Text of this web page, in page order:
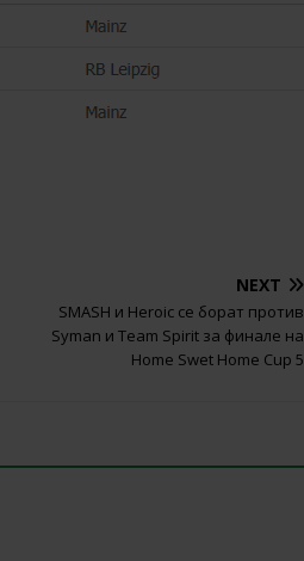
NEXT
SMASH и Heroic се борат против
Syman и Team Spirit за финале на
Home Swet Home Cup 5